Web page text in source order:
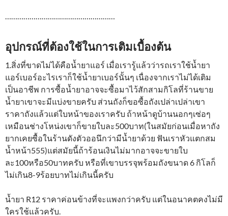
อุปกรณ์ที่ต้องใช้ในการเติมเบื้องต้น
1.สิ่งที่ขาดไม่ได้คือน้ำยาแอร์ เมื่อเรารู้แล้วว่ารถเราใช้น้ำยา
แอร์เบอร์อะไรเราก็ใช้น้ำยาเบอร์นั้นๆ เนื่องจากเราไม่ได้เติม
เป็นอาชีพ การซื้อน้ำยาอาจจะซื้อมาไว้สักสามกิโลที่ร้านขาย
น้ำยาเขาจะมีแบ่งขายครับ ส่วนถังก็ขอซื้อถังเปล่าเปล่าเขา
ราคาถังแล้วแต่ใบหน้าของเราครับ ถ้าหน้าดูบ้านนอกๆเซ่อๆ
เหมือนช่างโหน่งเขาก็ขายใบละ500บาท(ในสมัยก่อนเมื่อหาถัง
ยากเคยซื้อในร้านดังตัวออนึกว่ามีน้ำยาด้วย ฟันเราหัวแตกสม
น้ำหน้า555)แต่สมัยนี้ถ้าร้อนเงินไม่มากอาจจะขายใบ
ละ100หรือ50บาทครับ หรือที่เขาบรรจุพร้อมถังขนาด 6 กิโลก็
ไม่เกิน8-9ร้อยบาทไม่เกินนี้ครับ
น้ำยา R12 ราคาค่อนข้างที่จะแพงกว่าครับ แต่ในอนาคตคงไม่มี
ใครใช้แล้วครับ.